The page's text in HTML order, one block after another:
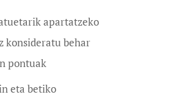
apartatzeko
konsideratu behar
pontuak
eta betiko